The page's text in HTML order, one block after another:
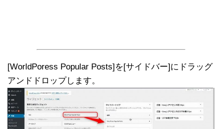
[WorldPoress Popular Posts]を[サイドバー]にドラッグ
アンドドロップします。